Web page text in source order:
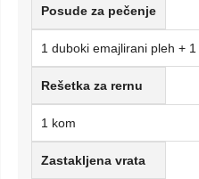
Posude za pečenje
1 duboki emajlirani pleh +
Rešetka za rernu
1 kom
Zastakljena vrata